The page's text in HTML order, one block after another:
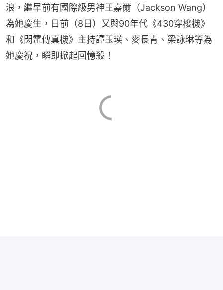
浪，繼早前有國際級男神王嘉爾（Jackson Wang）
為她慶生，日前（8日）又與90年代《430穿梭機》
和《閃電傳真機》主持譚玉瑛、麥長青、梁詠琳等為
她慶祝，瞬即掀起回憶殺！